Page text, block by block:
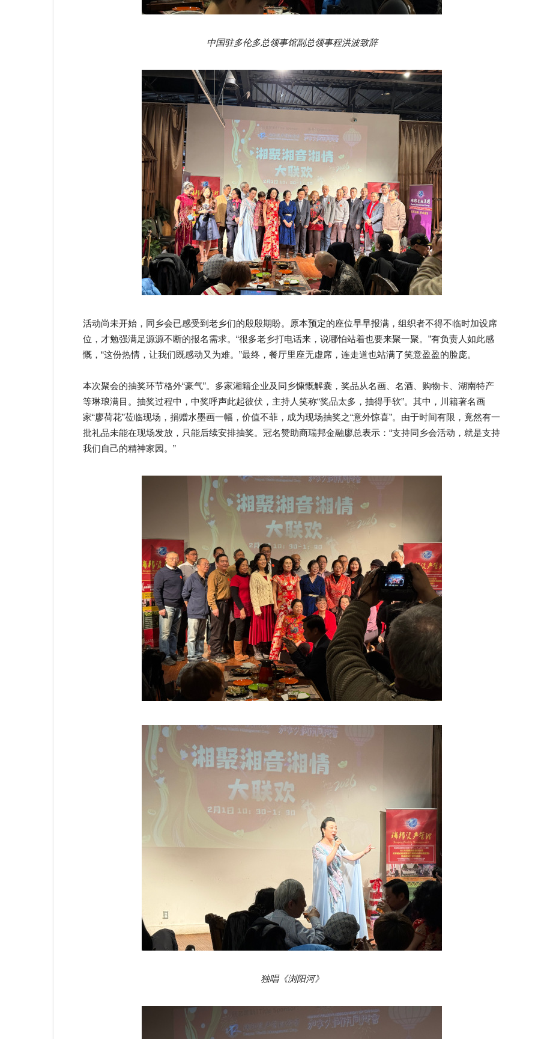
中国驻多伦多总领事馆副总领事程洪波致辞
活动尚未开始，同乡会已感受到老乡们的殷殷期盼。原本预定的座位早早报满，组织者不得不临时加设席
位，才勉强满足源源不断的报名需求。“很多老乡打电话来，说哪怕站着也要来聚一聚。”有负责人如此感
慨，“这份热情，让我们既感动又为难。”最终，餐厅里座无虚席，连走道也站满了笑意盈盈的脸庞。
本次聚会的抽奖环节格外“豪气”。多家湘籍企业及同乡慷慨解囊，奖品从名画、名酒、购物卡、湖南特产
等琳琅满目。抽奖过程中，中奖呼声此起彼伏，主持人笑称“奖品太多，抽得手软”。其中，川籍著名画
家“廖荷花”莅临现场，捐赠水墨画一幅，价值不菲，成为现场抽奖之“意外惊喜”。由于时间有限，竟然有一
批礼品未能在现场发放，只能后续安排抽奖。冠名赞助商瑞邦金融廖总表示：“支持同乡会活动，就是支持
我们自己的精神家园。”
独唱《浏阳河》